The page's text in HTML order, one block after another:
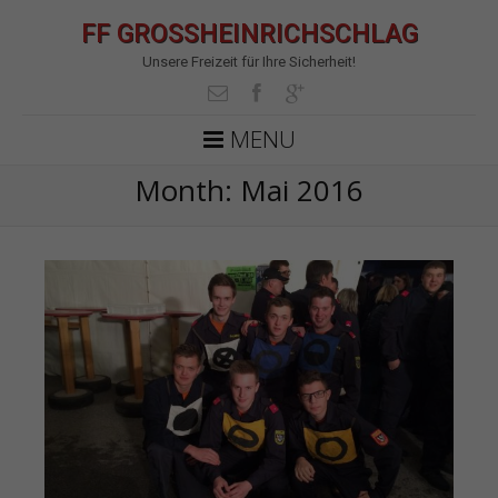
FF GROSSHEINRICHSCHLAG
Unsere Freizeit für Ihre Sicherheit!
MENU
Month: Mai 2016